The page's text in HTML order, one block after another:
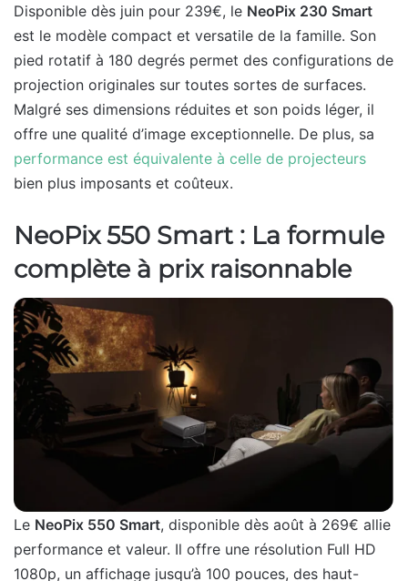
Disponible dès juin pour 239€, le NeoPix 230 Smart
est le modèle compact et versatile de la famille. Son
pied rotatif à 180 degrés permet des configurations de
projection originales sur toutes sortes de surfaces.
Malgré ses dimensions réduites et son poids léger, il
offre une qualité d’image exceptionnelle. De plus, sa
performance est équivalente à celle de projecteurs
bien plus imposants et coûteux.
NeoPix 550 Smart : La formule
complète à prix raisonnable
Le NeoPix 550 Smart, disponible dès août à 269€ allie
performance et valeur. Il offre une résolution Full HD
1080p, un affichage jusqu’à 100 pouces, des haut-